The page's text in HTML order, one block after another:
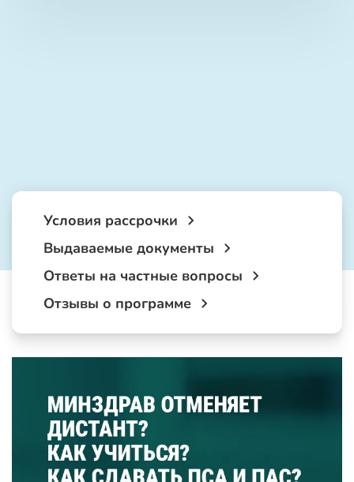
Условия рассрочки
Выдаваемые документы
Ответы на частные вопросы
Отзывы о программе